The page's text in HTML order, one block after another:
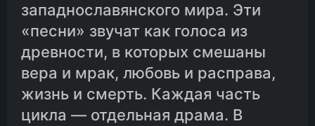
11.Песня о Георгии Черном
12.Воевода Милош
13.Вурдалак
западнославянского мира. Эти
«песни» звучат как голоса из
древности, в которых смешаны
вера и мрак, любовь и расправа,
жизнь и смерть. Каждая часть
цикла — отдельная драма. В